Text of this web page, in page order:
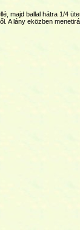
majd ballal hátra 1/4
A lány eközben